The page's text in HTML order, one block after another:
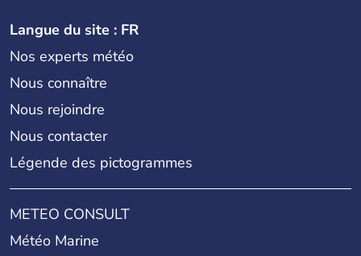
Langue du site : FR
Nos experts météo
Nous connaître
Nous rejoindre
Nous contacter
Légende des pictogrammes
METEO CONSULT
Météo Marine